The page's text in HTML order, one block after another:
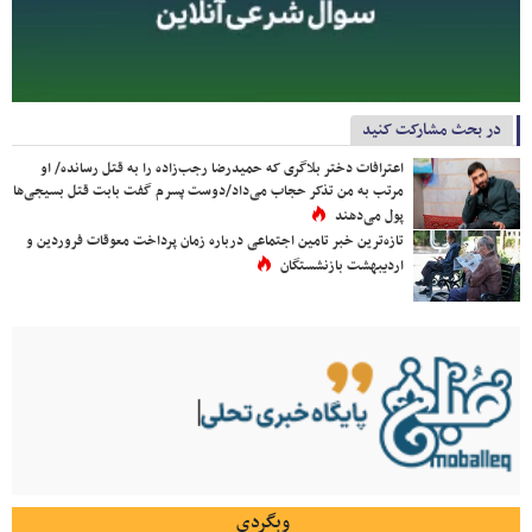
در بحث مشارکت کنید
اعترافات دختر بلاگری که حمیدرضا رجب‌زاده را به قتل رسانده/ او
مرتب به من تذکر حجاب می‌داد/دوست پسرم گفت بابت قتل بسیجی‌ها
پول می‌دهند
تازه‌ترین خبر تامین اجتماعی درباره زمان پرداخت معوقات فروردین و
اردیبهشت بازنشستگان
وبگردی